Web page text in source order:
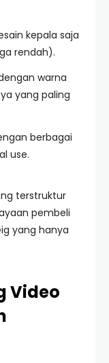
kepala saja
rendah).
warna
yang paling
berbagai
use.
terstruktur
pembeli
yang hanya
Video